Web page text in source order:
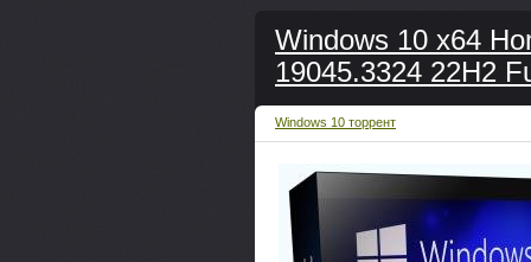
Windows 10 x64
19045.3324 22H2
Windows 10 торрент